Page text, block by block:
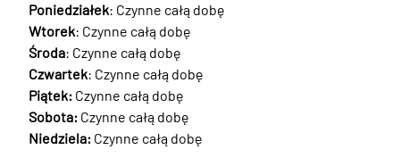
Poniedziałek: Czynne całą dobę
Wtorek: Czynne całą dobę
Środa: Czynne całą dobę
Czwartek: Czynne całą dobę
Piątek: Czynne całą dobę
Sobota: Czynne całą dobę
Niedziela: Czynne całą dobę